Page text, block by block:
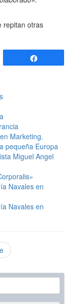
repitan otras
Marketing.
pequeña Europa
Miguel Angel
Navales en
Navales en